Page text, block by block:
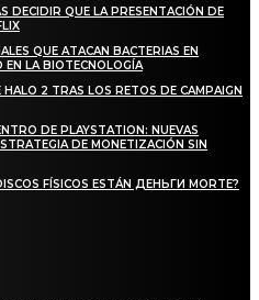
DECIDIR QUE LA PRESENTACIÓN DE
QUE ATACAN BACTERIAS EN
EN LA BIOTECNOLOGÍA
2 TRAS LOS RETOS DE CAMPAIGN
DE PLAYSTATION: NUEVAS
DE MONETIZACIÓN SIN
FÍSICOS ESTÁN ДЕНЬГИ MORTE?